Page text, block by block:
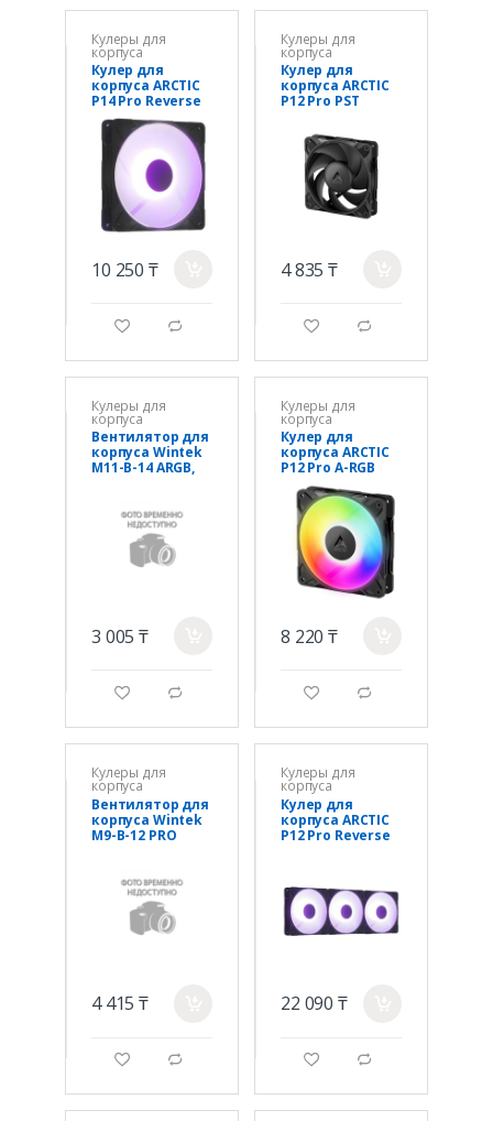
Кулеры для
корпуса
Кулер для
корпуса ARCTIC
P14 Pro Reverse
ARGB (Black),
ACFAN00323A,
14cm, 400-
2500rpm, 4Pin,
Fluid
10 250 ₸
g d
Кулеры для
корпуса
Кулер для
корпуса ARCTIC
P12 Pro PST
ACFAN00306A,
12cm, PWM 600-
3000rpm, 4Pin,
Fluid Dyn.
4 835 ₸
g d
Кулеры для
корпуса
Вентилятор для
корпуса Wintek
M11-B-14 ARGB,
3 005 ₸
g d
Кулеры для
корпуса
Кулер для
корпуса ARCTIC
P12 Pro A-RGB
(Black),
ACFAN00309A,
12cm, 600-
3000rpm, 4Pin,
Fluid Dyn.
8 220 ₸
g d
Кулеры для
корпуса
Вентилятор для
корпуса Wintek
M9-B-12 PRO
4 415 ₸
g d
Кулеры для
корпуса
Кулер для
корпуса ARCTIC
P12 Pro Reverse
12cm, 500-
3000rpm, 4Pin
22 090 ₸
g d